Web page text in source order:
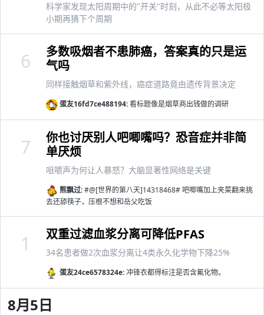
科学家发现太阳周期中的"开关"时刻，从此不必等太阳极
小期再猜下个周期
多数吸烟者不患肺癌，答案真的只是运
气吗
同样接触烟草和紫外线，癌症道路竟由遗传背景决定
蛋友16fd7ce488194:看标题像是烟草商出钱做的调研
6
你也讨厌别人吧唧嘴吗？恐音症并非简
单厌烦
咀嚼声为何让人暴怒？大脑显著性网络是关键
熊飘过:#@[世界的第八天]14318468# 吧唧嘴加上夹菜翻来挑
去还舔筷子，压根不想和岳父吃饭
7
双重过滤血浆分离可降低PFAS
34名患者做2次血浆分离让4类永久化学物下降25%
蛋友24ce6578324e:冲锋衣都得标注是否含氟化物。
1
8月5日